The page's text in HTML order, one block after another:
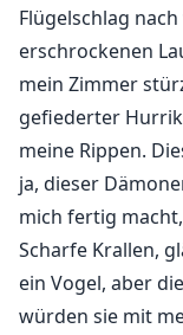
Flügelschlag
erschrockenen
mein Zimmer
gefiederter
meine Rippen.
ja, dieser
mich fertig
Scharfe Krallen,
ein Vogel, aber
würden sie mit